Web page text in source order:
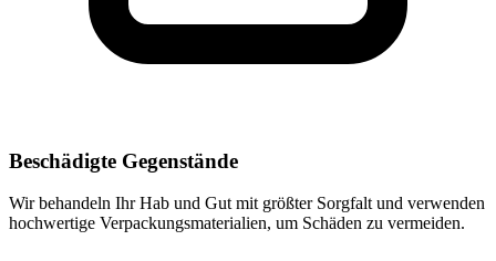
Beschädigte Gegenstände
Wir behandeln Ihr Hab und Gut mit größter Sorgfalt und verwenden
hochwertige Verpackungsmaterialien, um Schäden zu vermeiden.